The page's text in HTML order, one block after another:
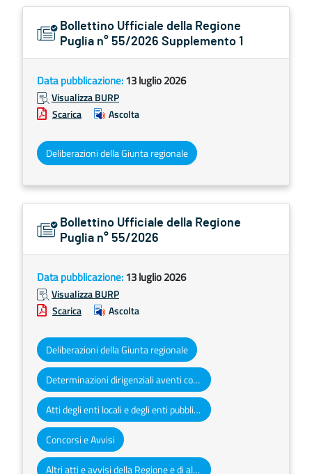
Bollettino Ufficiale della Regione
Puglia n° 55/2026 Supplemento 1
Data pubblicazione:13 luglio 2026
Visualizza BURP
Scarica
Ascolta
Deliberazioni della Giunta regionale
Bollettino Ufficiale della Regione
Puglia n° 55/2026
Data pubblicazione:13 luglio 2026
Visualizza BURP
Scarica
Ascolta
Deliberazioni della Giunta regionale
Determinazioni dirigenziali aventi contenuto di interesse generale
Atti degli enti locali e degli enti pubblici e privati
Concorsi e Avvisi
Altri atti e avvisi della Regione e di altri enti pubblici che interessano la collettività regionale